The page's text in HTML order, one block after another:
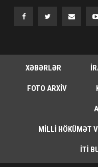
XƏBƏRLƏR
FOTO ARXIV
MILLI HÖKÜMƏT
İTI